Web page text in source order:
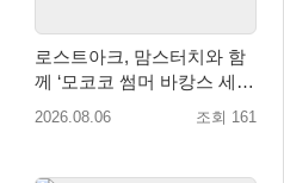
로스트아크, 맘스터치와 함
께 ‘모코코 썸머 바캉스 세
트’ 출시
2026.08.06 조회 161